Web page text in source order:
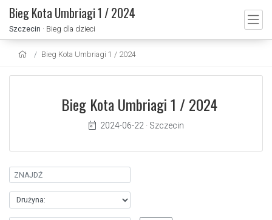
Bieg Kota Umbriagi 1 / 2024
Szczecin · Bieg dla dzieci
Bieg Kota Umbriagi 1 / 2024
Bieg Kota Umbriagi 1 / 2024
2024-06-22 · Szczecin